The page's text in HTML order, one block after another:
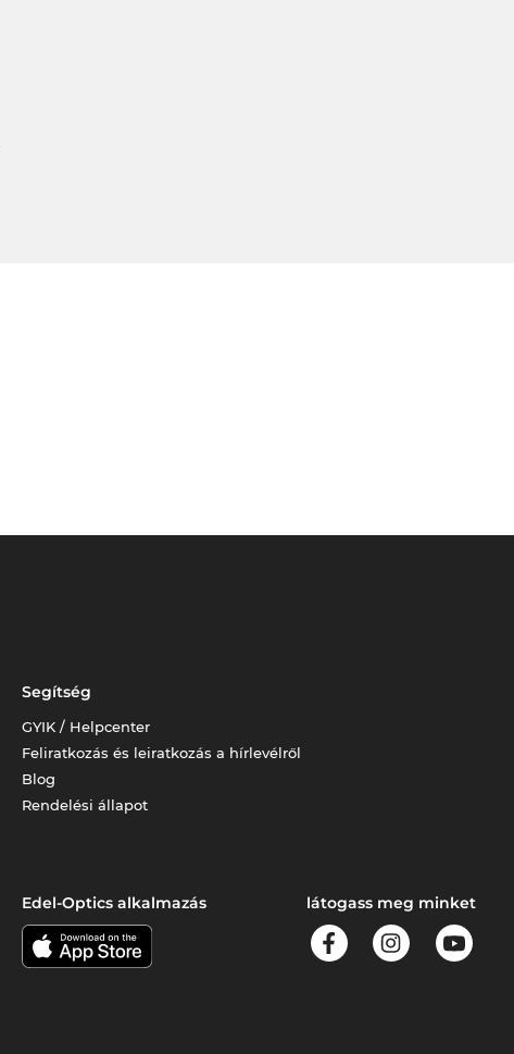
Segítség
GYIK / Helpcenter
Feliratkozás és leiratkozás a hírlevélről
Blog
Rendelési állapot
Edel-Optics alkalmazás látogass meg minket